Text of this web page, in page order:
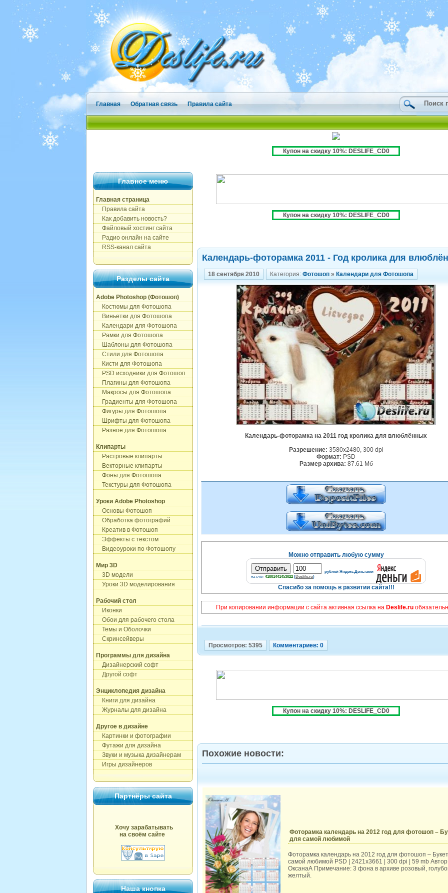
Главная Обратная связь Правила сайта
Купон на скидку 10%: DESLIFE_CD0
Главное меню
Главная страница
Правила сайта
Как добавить новость?
Файловый хостинг сайта
Радио онлайн на сайте
RSS-канал сайта
Разделы сайта
Adobe Photoshop (Фотошоп)
Костюмы для Фотошопа
Виньетки для Фотошопа
Календари для Фотошопа
Рамки для Фотошопа
Шаблоны для Фотошопа
Стили для Фотошопа
Кисти для Фотошопа
PSD исходники для Фотошоп
Плагины для Фотошопа
Макросы для Фотошопа
Градиенты для Фотошопа
Фигуры для Фотошопа
Шрифты для Фотошопа
Разное для Фотошопа
Клипарты
Растровые клипарты
Векторные клипарты
Фоны для Фотошопа
Текстуры для Фотошопа
Уроки Adobe Photoshop
Основы Фотошоп
Обработка фотографий
Креатив в Фотошоп
Эффекты с текстом
Видеоуроки по Фотошопу
Мир 3D
3D модели
Уроки 3D моделирования
Рабочий стол
Иконки
Обои для рабочего стола
Темы и Оболочки
Скринсейверы
Программы для дизайна
Дизайнерский софт
Другой софт
Энциклопедия дизайна
Книги для дизайна
Журналы для дизайна
Другое в дизайне
Картинки и фотографии
Футажи для дизайна
Звуки и музыка дизайнерам
Игры дизайнеров
Партнёры сайта
Хочу зарабатывать
на своём сайте
Наша кнопка
Купон на скидку 10%: DESLIFE_CD0
Календарь-фоторамка 2011 - Год кролика для
18 сентября 2010 Категория: Фотошоп » Календари для Фотошопа
Календарь-фоторамка на 2011 год кролика для влюблённых
Разрешение: 3580х2480, 300 dpi
Формат: PSD
Размер архива: 87.61 Мб
Можно отправить любую сумму
рублей Яндекс.Деньгами
на счёт 41001441453022 (Deslife.ru)
Спасибо за помощь в развитии сайта!!!
При копировании информации с сайта активная ссылка на Deslife.ru
Просмотров: 5395 Комментариев: 0
Купон на скидку 10%: DESLIFE_CD0
Похожие новости:
Фоторамка календарь на 2012 год для фотошоп –
для самой любимой
Фоторамка календарь на 2012 год для фотошоп –
самой любимой PSD | 2421x3661 | 300 dpi | 59 mb
ОксанаА Примечание: 3 фона в архиве розовый,
желтый.